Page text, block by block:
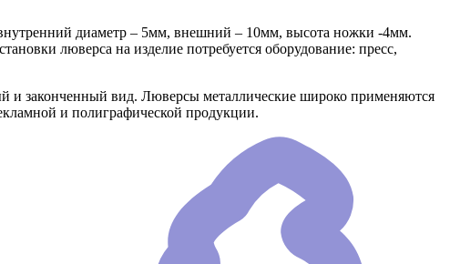
диаметр – 5мм, внешний – 10мм, высота ножки -4мм.
люверса на изделие потребуется оборудование: пресс,
и законченный вид. Люверсы металлические широко применяются
и полиграфической продукции.